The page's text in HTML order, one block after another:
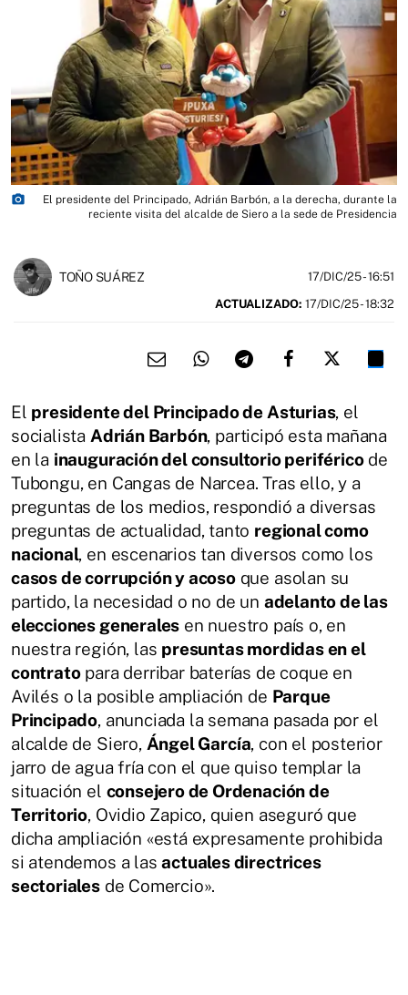
photo_camera
El presidente del Principado, Adrián Barbón, a la derecha, durante la
reciente visita del alcalde de Siero a la sede de Presidencia
TOÑO SUÁREZ 17/DIC/25- 16:51
ACTUALIZADO: 17/DIC/25 - 18:32
El presidente del Principado de Asturias, el
socialista Adrián Barbón, participó esta mañana
en la inauguración del consultorio periféricode
Tubongu, en Cangas de Narcea. Tras ello, y a
preguntas de los medios, respondió a diversas
preguntas de actualidad, tanto regional como
nacional, en escenarios tan diversos como los
casos de corrupción y acosoque asolan su
partido, la necesidad o no de un adelanto de las
elecciones generales en nuestro país o, en
nuestra región, las presuntas mordidas en el
contratopara derribar baterías de coque en
Avilés o la posible ampliación de Parque
Principado, anunciada la semana pasada por el
alcalde de Siero, Ángel García, con el posterior
jarro de agua fría con el que quiso templar la
situación el consejero de Ordenación de
Territorio, Ovidio Zapico, quien aseguró que
dicha ampliación «está expresamente prohibida
si atendemos a lasactuales directrices
sectorialesde Comercio».